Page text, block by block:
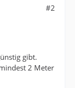
#2
gibt.
2 Meter